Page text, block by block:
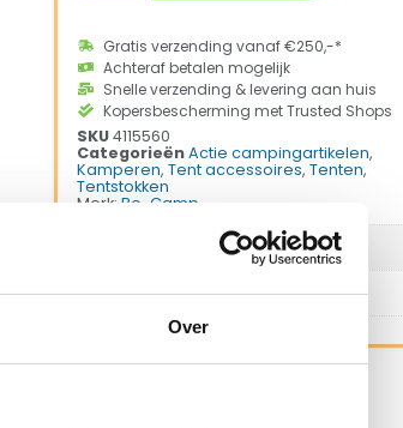
Over
Gratis verzending vanaf €250,-*
Achteraf betalen mogelijk
Snelle verzending & levering aan huis
Kopersbescherming met Trusted Shops
SKU4115560
CategorieënActie campingartikelen,
Kamperen, Tent accessoires, Tenten,
Tentstokken
Merk: Bo-Camp
Bo-Camp
Productkleur
Wit